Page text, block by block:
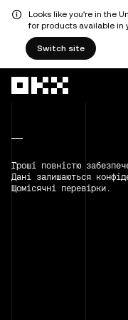
Looks like you're in the
for products available in
Switch site
Гроші повністю
Дані залишаються
Щомісячні перевірки.